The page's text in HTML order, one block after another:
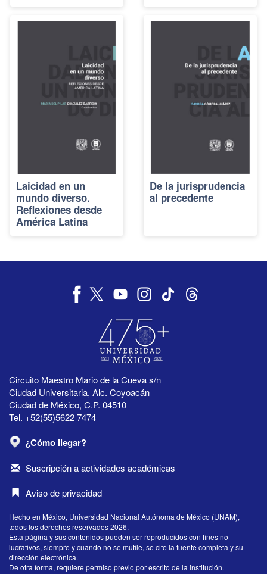
Laicidad en un
mundo diverso.
Reflexiones desde
América Latina
De la jurisprudencia
al precedente
Circuito Maestro Mario de la Cueva s/n
Ciudad Universitaria, Alc. Coyoacán
Ciudad de México, C.P. 04510
Tel. +52(55)5622 7474
¿Cómo llegar?
Suscripción a actividades académicas
Aviso de privacidad
Hecho en México, Universidad Nacional Autónoma de México (UNAM),
todos los derechos reservados 2026.
Esta página y sus contenidos pueden ser reproducidos con fines no
lucrativos, siempre y cuando no se mutile, se cite la fuente completa y su
dirección electrónica.
De otra forma, requiere permiso previo por escrito de la institución.